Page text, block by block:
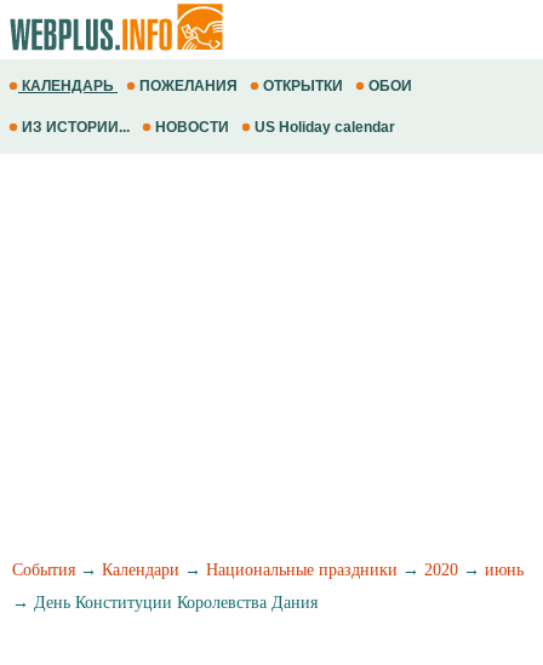
КАЛЕНДАРЬ ПОЖЕЛАНИЯ ОТКРЫТКИ ОБОИ
ИЗ ИСТОРИИ... НОВОСТИ US Holiday calendar
События → Календари → Национальные праздники → 2020 → июнь
→ День Конституции Королевства Дания